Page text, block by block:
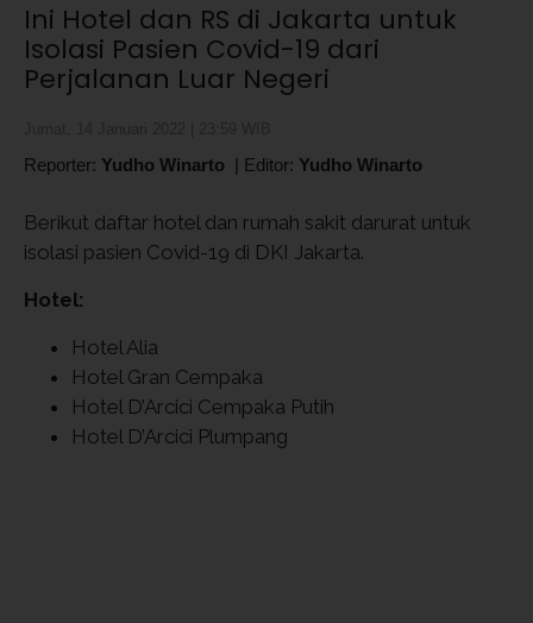
Ini Hotel dan RS di Jakarta untuk
Isolasi Pasien Covid-19 dari
Perjalanan Luar Negeri
Reporter: Yudho Winarto | Editor: Yudho Winarto
Berikut daftar hotel dan rumah sakit darurat untuk
isolasi pasien Covid-19 di DKI Jakarta.
Hotel:
Hotel Alia
Hotel Gran Cempaka
Hotel D’Arcici Cempaka Putih
Hotel D’Arcici Plumpang